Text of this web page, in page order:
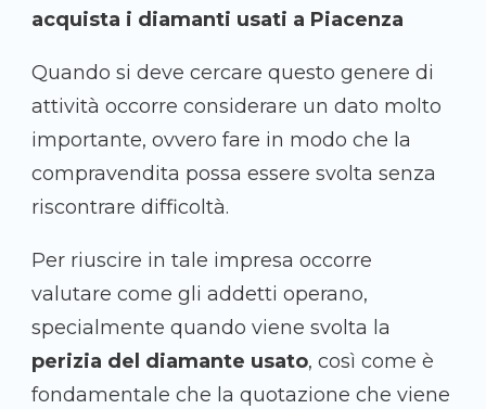
acquista i diamanti usati a Piacenza
Quando si deve cercare questo genere di
attività occorre considerare un dato molto
importante, ovvero fare in modo che la
compravendita possa essere svolta senza
riscontrare difficoltà.
Per riuscire in tale impresa occorre
valutare come gli addetti operano,
specialmente quando viene svolta la
perizia del diamante usato, così come è
fondamentale che la quotazione che viene